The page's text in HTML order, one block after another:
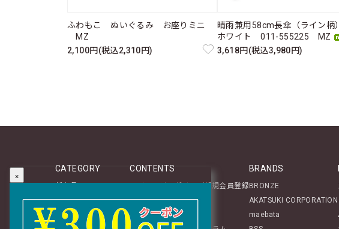
ふわもこ ぬいぐるみ お座りミニ
MZ
2,100円(税込2,310円)
晴雨兼用58cm長傘（ライン柄
ホワイト 011-555225 MZ
3,618円(税込3,980円)
CATEGORY
テーブルウェア
ステーショナリー
CONTENTS
マイページログイン／新規会員登録
About
レビュー投稿のご案内
BRANDS
BRONZE
AKATSUKI CORPORATION
maebata
×